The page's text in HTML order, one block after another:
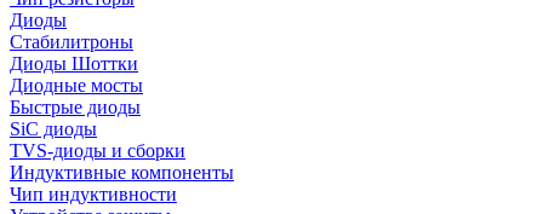
Диоды
Стабилитроны
Диоды Шоттки
Диодные мосты
Быстрые диоды
SiC диоды
TVS-диоды и сборки
Индуктивные компоненты
Чип индуктивности